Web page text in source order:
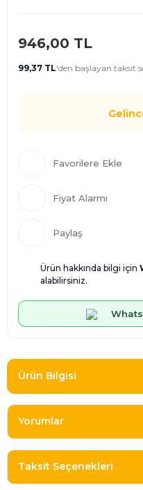
946,00 TL
99,37 TL'den başlayan taksit
Fiyat Alarmı
Paylaş
Ürün hakkında bilgi için
alabilirsiniz.
Ürün Bilgisi
Yorumlar
Taksit Seçenekleri